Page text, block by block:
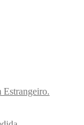
Estrangeiro.